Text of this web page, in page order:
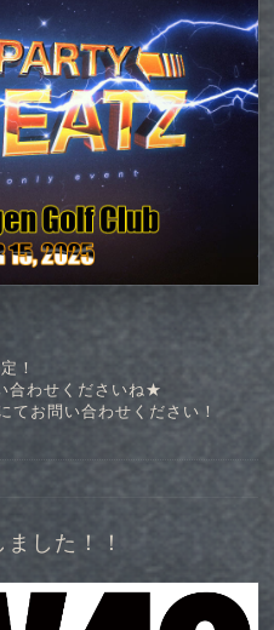
！
合わせくださいね★
てお問い合わせください！
した！！